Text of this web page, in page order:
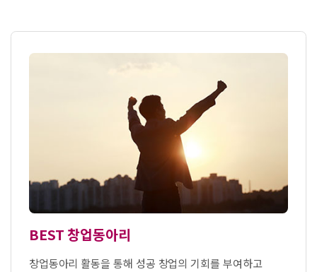
BEST 창업동아리
창업동아리 활동을 통해 성공 창업의 기회를 부여하고